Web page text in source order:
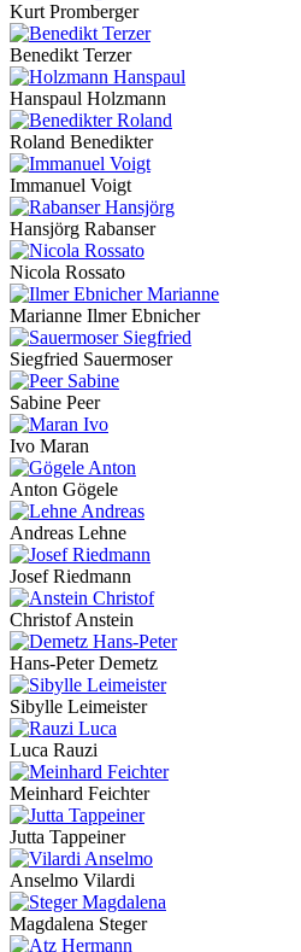
Kurt Promberger
Benedikt Terzer
Hanspaul Holzmann
Roland Benedikter
Immanuel Voigt
Hansjörg Rabanser
Nicola Rossato
Marianne Ilmer Ebnicher
Siegfried Sauermoser
Sabine Peer
Ivo Maran
Anton Gögele
Andreas Lehne
Josef Riedmann
Christof Anstein
Hans-Peter Demetz
Sibylle Leimeister
Luca Rauzi
Meinhard Feichter
Jutta Tappeiner
Anselmo Vilardi
Magdalena Steger